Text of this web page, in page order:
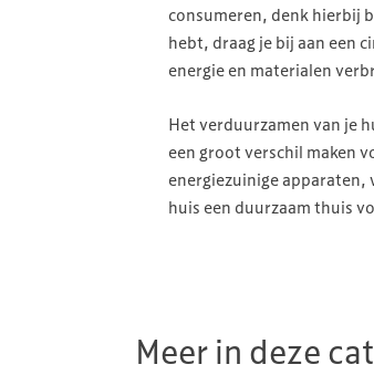
consumeren, denk hierbij
hebt, draag je bij aan een
energie en materialen
Het verduurzamen van je
een groot verschil maken
energiezuinige apparaten,
huis een duurzaam thuis
Meer in deze